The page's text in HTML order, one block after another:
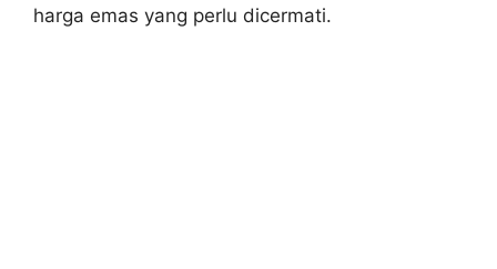
harga emas yang perlu dicermati.